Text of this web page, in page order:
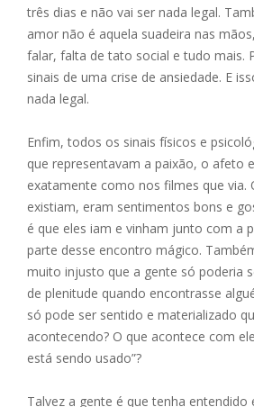
três dias e não vai ser nada legal.
amor não é aquela suadeira nas
falar, falta de tato social e tudo mais.
sinais de uma crise de ansiedade. E
nada legal.
Enfim, todos os sinais físicos e
que representavam a paixão, o afeto
exatamente como nos filmes que via.
existiam, eram sentimentos bons e
é que eles iam e vinham junto com a
parte desse encontro mágico.
muito injusto que a gente só poderia
de plenitude quando encontrasse
só pode ser sentido e materializado
acontecendo? O que acontece com
está sendo usado”?
Talvez a gente é que tenha entendido